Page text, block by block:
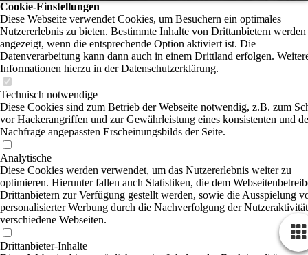
Cookie-Einstellungen
Diese Webseite verwendet Cookies, um Besuchern ein optimales
Nutzererlebnis zu bieten. Bestimmte Inhalte von Drittanbietern
angezeigt, wenn die entsprechende Option aktiviert ist. Die
Datenverarbeitung kann dann auch in einem Drittland erfolgen.
Informationen hierzu in der Datenschutzerklärung.
Technisch notwendige
Diese Cookies sind zum Betrieb der Webseite notwendig, z.B. zum
vor Hackerangriffen und zur Gewährleistung eines konsistenten und
Nachfrage angepassten Erscheinungsbilds der Seite.
Analytische
Diese Cookies werden verwendet, um das Nutzererlebnis weiter zu
optimieren. Hierunter fallen auch Statistiken, die dem
Drittanbietern zur Verfügung gestellt werden, sowie die Ausspielung
personalisierter Werbung durch die Nachverfolgung der
verschiedene Webseiten.
Drittanbieter-Inhalte